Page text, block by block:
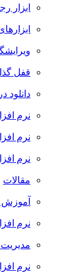
ابزار
قفل گذار
دانلود
نرم
نرم
نرم
مقالات
آموزش
نرم
مدیریت
نرم